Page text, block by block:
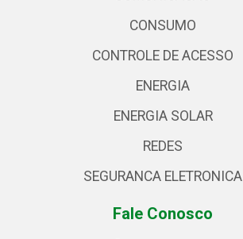
CONSUMO
CONTROLE DE ACESSO
ENERGIA
ENERGIA SOLAR
REDES
SEGURANCA ELETRONICA
Fale Conosco